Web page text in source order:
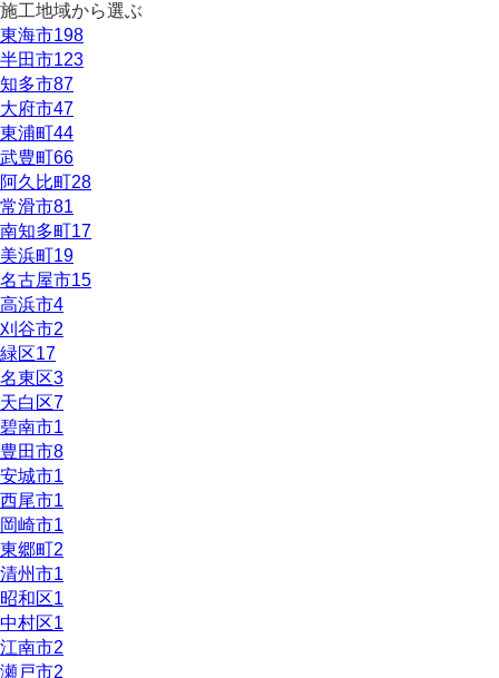
施工地域から選ぶ
東海市198
半田市123
知多市87
大府市47
東浦町44
武豊町66
阿久比町28
常滑市81
南知多町17
美浜町19
名古屋市15
高浜市4
刈谷市2
緑区17
名東区3
天白区7
碧南市1
豊田市8
安城市1
西尾市1
岡崎市1
東郷町2
清州市1
昭和区1
中村区1
江南市2
瀬戸市2